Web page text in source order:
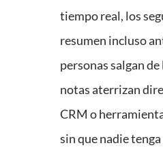
tiempo real, los
resumen incluso
personas salgan
notas aterrizan
CRM o
sin que nadie